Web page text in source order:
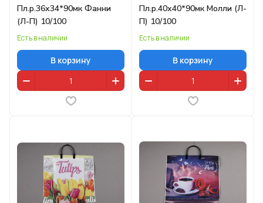
Пл.р.36х34*90мк Фанни
(Л-П) 10/100
Есть в наличии
В корзину
Пл.р.40х40*90мк Молли (Л-
П) 10/100
Есть в наличии
В корзину